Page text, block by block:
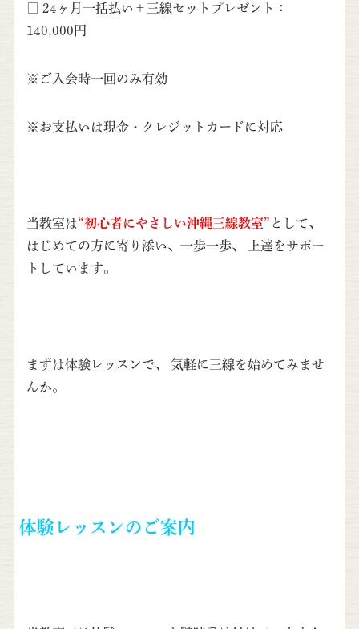
□ 24ヶ月一括払い＋三線セットプレゼント：
140,000円
※ご入会時一回のみ有効
※お支払いは現金・クレジットカードに対応
当教室は“初心者にやさしい沖縄三線教室” として、
はじめての方に寄り添い、一歩一歩、 上達をサポー
トしています。
まずは体験レッスンで、 気軽に三線を始めてみませ
んか。
体験レッスンのご案内